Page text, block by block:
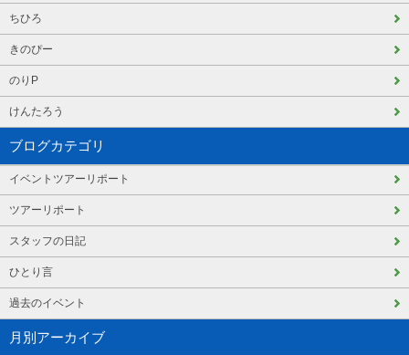
ちひろ
きのぴー
のりP
けんたろう
ブログカテゴリ
イベントツアーリポート
ツアーリポート
スタッフの日記
ひとり言
過去のイベント
月別アーカイブ